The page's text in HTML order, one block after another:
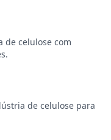
de celulose com
de celulose para